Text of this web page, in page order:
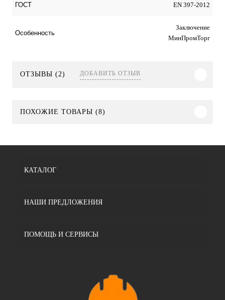
ГОСТ EN 397-2012
Особенность
Заключение
МинПромТорг
ОТЗЫВЫ (2) ДОБАВИТЬ ОТЗЫВ
ПОХОЖИЕ ТОВАРЫ (8)
КАТАЛОГ
НАШИ ПРЕДЛОЖЕНИЯ
ПОМОЩЬ И СЕРВИСЫ